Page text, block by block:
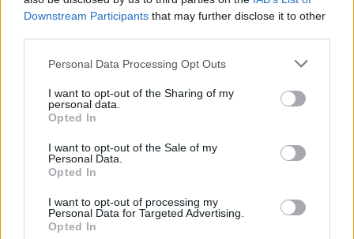
Downstream Participants that may further disclose it to other
Personal Data Processing Opt Outs
I want to opt-out of the Sharing of my
personal data.
Opted In
I want to opt-out of the Sale of my
Personal Data.
Opted In
I want to opt-out of processing my
Personal Data for Targeted Advertising.
Opted In